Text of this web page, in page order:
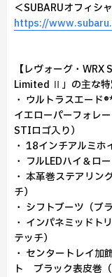
＜SUBARUオフィシ
https://
【レヴォーグ・
Limited Ⅱ」の主な特
・ ウルトラスエード
イエローパーフォレ
STIロゴ入り）
・ 18インチアルミホ
・ フルLEDハイ＆ロ
・ 本革巻ステアリン
チ）
・ シフトブーツ（ブ
・ インパネミッド
テッチ）
・ センタートレイ
ト ブラック表皮巻（